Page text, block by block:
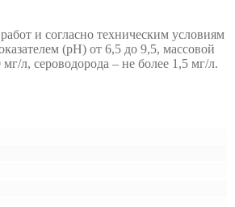
и согласно техническим условиям
(рН) от 6,5 до 9,5, массовой
л, сероводорода – не более 1,5 мг/л.